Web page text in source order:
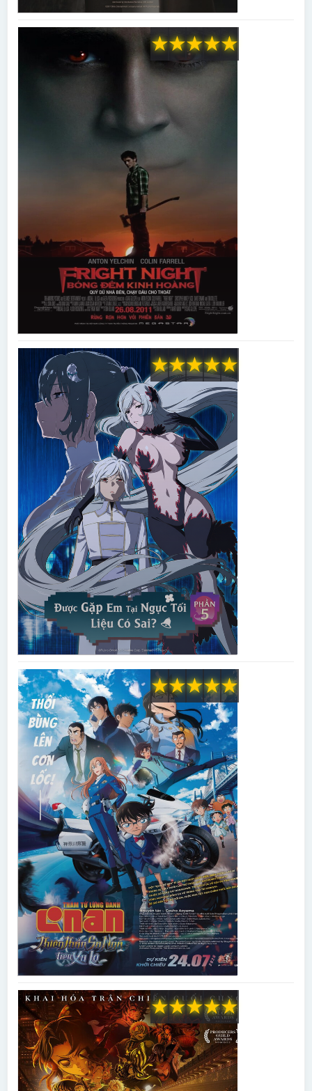
★
★
★
★
★
★
★
★
★
★
★
★
★
★
★
★
★
★
★
★